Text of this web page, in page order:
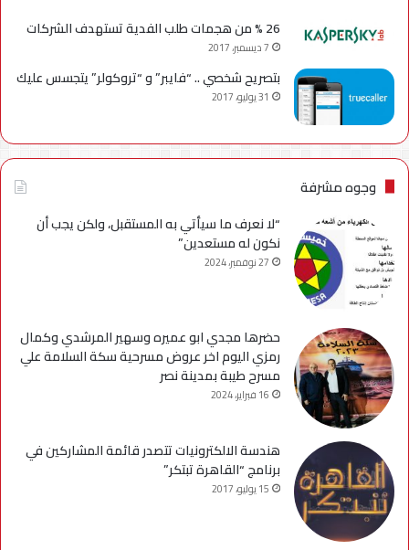
26 % من هجمات طلب الفدية تستهدف الشركات
7 ديسمبر، 2017
بتصريح شخصي .. “فايبر” و “تروكولر” يتجسس عليك
31 يوليو، 2017
وجوه مشرفة
“لا نعرف ما سيأتي به المستقبل، ولكن يجب أن
نكون له مستعدين”
27 نوفمبر، 2024
حضرها مجدي ابو عميره وسهير المرشدي وكمال
رمزي اليوم اخر عروض مسرحية سكة السلامة علي
مسرح طيبة بمدينة نصر
16 فبراير، 2024
هندسة الالكترونيات تتصدر قائمة المشاركين في
برنامج “القاهرة تبتكر”
15 يوليو، 2017